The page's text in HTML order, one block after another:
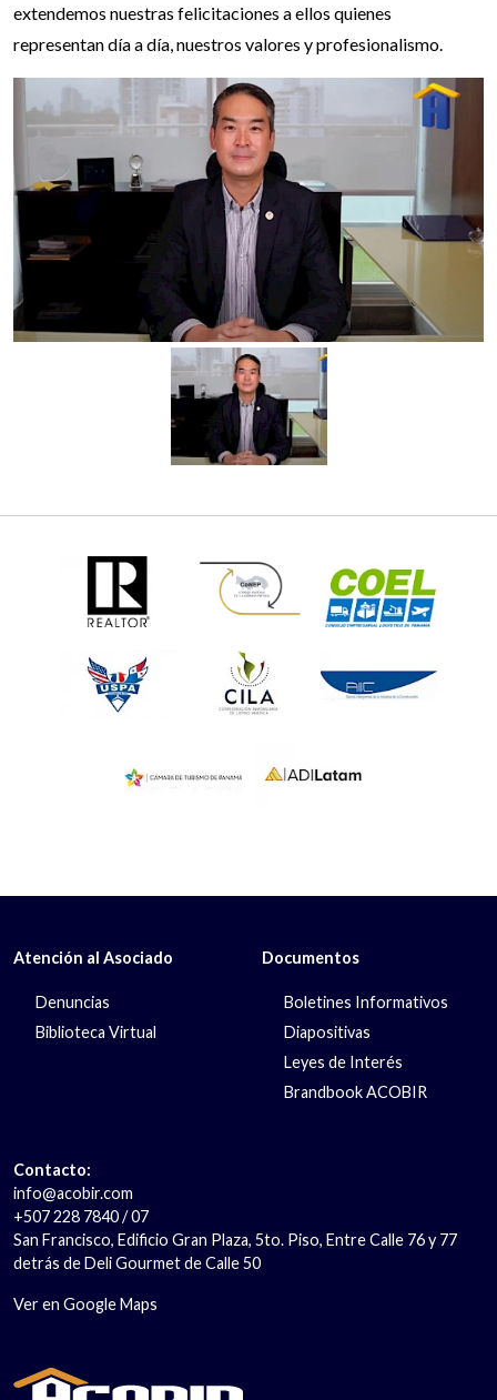
extendemos nuestras felicitaciones a ellos quienes
representan día a día, nuestros valores y profesionalismo.⁣
Atención al Asociado
Denuncias
Biblioteca Virtual
Documentos
Boletines Informativos
Diapositivas
Leyes de Interés
Brandbook ACOBIR
Contacto:
info@acobir.com
+507 228 7840 / 07
San Francisco, Edificio Gran Plaza, 5to. Piso, Entre Calle 76 y 77
detrás de Deli Gourmet de Calle 50
Ver en Google Maps